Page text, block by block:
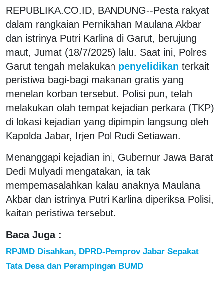
REPUBLIKA.CO.ID, BANDUNG--Pesta rakyat
dalam rangkaian Pernikahan Maulana Akbar
dan istrinya Putri Karlina di Garut, berujung
maut, Jumat (18/7/2025) lalu. Saat ini, Polres
Garut tengah melakukan penyelidikan terkait
peristiwa bagi-bagi makanan gratis yang
menelan korban tersebut. Polisi pun, telah
melakukan olah tempat kejadian perkara (TKP)
di lokasi kejadian yang dipimpin langsung oleh
Kapolda Jabar, Irjen Pol Rudi Setiawan.
Menanggapi kejadian ini, Gubernur Jawa Barat
Dedi Mulyadi mengatakan, ia tak
mempemasalahkan kalau anaknya Maulana
Akbar dan istrinya Putri Karlina diperiksa Polisi,
kaitan peristiwa tersebut.
Baca Juga :
RPJMD Disahkan, DPRD-Pemprov Jabar Sepakat
Tata Desa dan Perampingan BUMD